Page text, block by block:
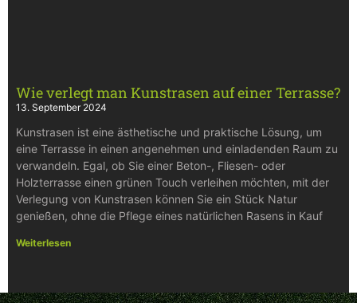
Wie verlegt man Kunstrasen auf einer Terrasse?
13. September 2024
Kunstrasen ist eine ästhetische und praktische Lösung, um
eine Terrasse in einen angenehmen und einladenden Raum zu
verwandeln. Egal, ob Sie einer Beton-, Fliesen- oder
Holzterrasse einen grünen Touch verleihen möchten, mit der
Verlegung von Kunstrasen können Sie ein Stück Natur
genießen, ohne die Pflege eines natürlichen Rasens in Kauf
Weiterlesen